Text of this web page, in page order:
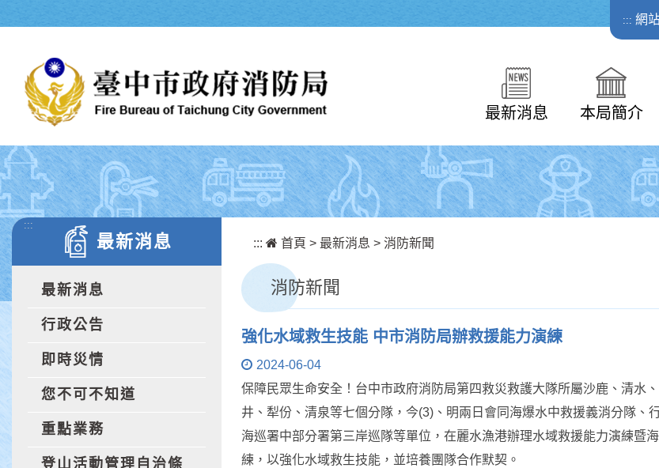
::: 網
最新消息 本局簡介
:::
最新消息
最新消息
行政公告
即時災情
您不可不知道
重點業務
登山活動管理自治條
::: 首頁 > 最新消息 > 消防新聞
消防新聞
強化水域救生技能 中市消防局辦救援能力演練
2024-06-04
保障民眾生命安全！台中市政府消防局第四救災救護大隊所屬沙鹿、清水
井、犁份、清泉等七個分隊，今(3)、明兩日會同海爆水中救援義消分隊、
海巡署中部分署第三岸巡隊等單位，在麗水漁港辦理水域救援能力演練暨海
練，以強化水域救生技能，並培養團隊合作默契。